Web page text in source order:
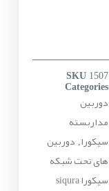
SKU 1507
Categories
دوربین
مداربسته
سیکورا, دوربین
های تحت شبکه
سیکورا siqura